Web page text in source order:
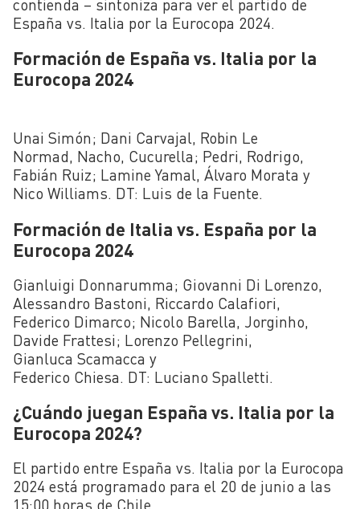
contienda – sintoniza para ver el partido de
España vs. Italia por la Eurocopa 2024.
Formación de España vs. Italia por la
Eurocopa 2024
Unai Simón; Dani Carvajal, Robin Le
Normad, Nacho, Cucurella; Pedri, Rodrigo,
Fabián Ruiz; Lamine Yamal, Álvaro Morata y
Nico Williams. DT: Luis de la Fuente.
Formación de Italia vs. España por la
Eurocopa 2024
Gianluigi Donnarumma; Giovanni Di Lorenzo,
Alessandro Bastoni, Riccardo Calafiori,
Federico Dimarco; Nicolo Barella, Jorginho,
Davide Frattesi; Lorenzo Pellegrini,
Gianluca Scamacca y
Federico Chiesa. DT: Luciano Spalletti.
¿Cuándo juegan España vs. Italia por la
Eurocopa 2024?
El partido entre España vs. Italia por la Eurocopa
2024 está programado para el 20 de junio a las
15:00 horas de Chile.